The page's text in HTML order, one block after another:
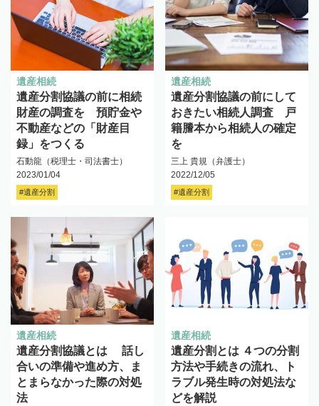
遺産相続
遺産分割協議の前に相続
財産の調査を 預貯金や
不動産などの「財産目
録」をつくる
石動龍（税理士・司法書士）
2023/01/04
#遺産分割
遺産相続
遺産分割協議の前にして
おきたい相続人調査 戸
籍謄本から相続人の確定
を
三上 貴規（弁護士）
2022/12/05
#遺産分割
遺産相続
遺産分割協議とは 話し
合いの準備や進め方、ま
とまらなかった際の対処
法
遺産相続
遺産分割とは ４つの分割
方法や手続きの流れ、ト
ラブル発生時の対処法な
どを解説